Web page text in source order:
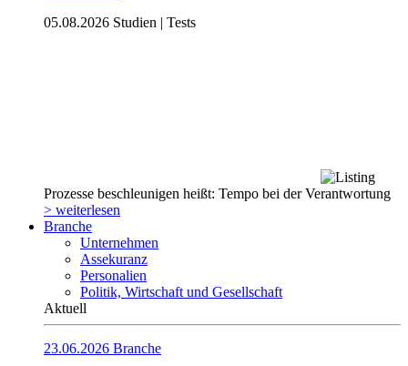
05.08.2026 Studien | Tests
Prozesse beschleunigen heißt: Tempo bei der Verantwortung
> weiterlesen
Branche
Unternehmen
Assekuranz
Personalien
Politik, Wirtschaft und Gesellschaft
Aktuell
23.06.2026 Branche